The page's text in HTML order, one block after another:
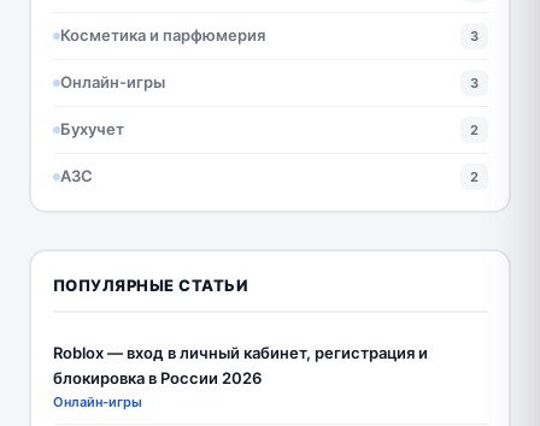
Косметика и парфюмерия 3
Онлайн-игры 3
Бухучет 2
АЗС 2
ПОПУЛЯРНЫЕ СТАТЬИ
Roblox — вход в личный кабинет, регистрация и
блокировка в России 2026
Онлайн-игры